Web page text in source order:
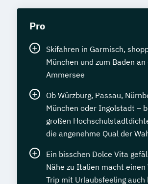
Pro
Skifahren in Garmisch,
München und zum Baden an
Ammersee
Ob Würzburg, Passau,
München oder Ingolstadt –
großen
die angenehme Qual der
Ein bisschen Dolce Vita
Nähe zu Italien macht einen
Trip mit Urlaubsfeeling auch